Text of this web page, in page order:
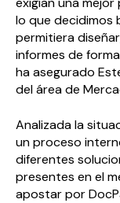
lo que decidimos
permitiera
informes de
ha asegurado
del área de
Analizada la
un proceso
diferentes
presentes en el
apostar porDoc